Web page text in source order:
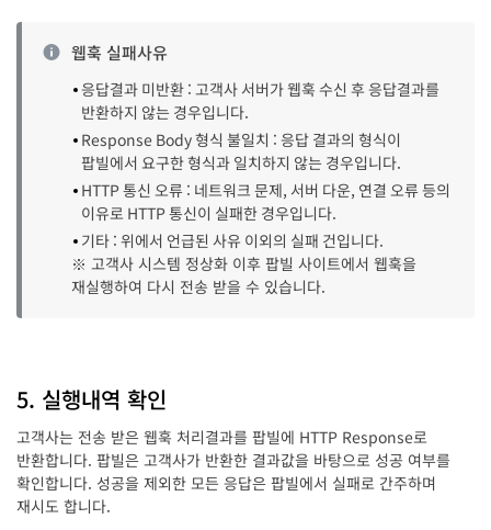
웹훅 실패사유
응답결과 미반환 : 고객사 서버가 웹훅 수신 후 응답결과를
반환하지 않는 경우입니다.
Response Body 형식 불일치 : 응답 결과의 형식이
팝빌에서 요구한 형식과 일치하지 않는 경우입니다.
HTTP 통신 오류 : 네트워크 문제, 서버 다운, 연결 오류 등의
이유로 HTTP 통신이 실패한 경우입니다.
기타 : 위에서 언급된 사유 이외의 실패 건입니다.
※ 고객사 시스템 정상화 이후 팝빌 사이트에서 웹훅을
재실행하여 다시 전송 받을 수 있습니다.
5. 실행내역 확인
고객사는 전송 받은 웹훅 처리결과를 팝빌에 HTTP Response로
반환합니다. 팝빌은 고객사가 반환한 결과값을 바탕으로 성공 여부를
확인합니다. 성공을 제외한 모든 응답은 팝빌에서 실패로 간주하며
재시도 합니다.